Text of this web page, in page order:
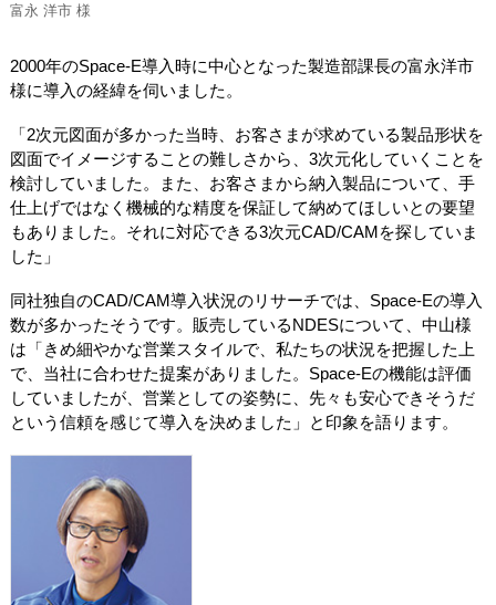
富永 洋市 様
2000年のSpace-E導入時に中心となった製造部課長の富永洋市
様に導入の経緯を伺いました。
「2次元図面が多かった当時、お客さまが求めている製品形状を
図面でイメージすることの難しさから、3次元化していくことを
検討していました。また、お客さまから納入製品について、手
仕上げではなく機械的な精度を保証して納めてほしいとの要望
もありました。それに対応できる3次元CAD/CAMを探していま
した」
同社独自のCAD/CAM導入状況のリサーチでは、Space-Eの導入
数が多かったそうです。販売しているNDESについて、中山様
は「きめ細やかな営業スタイルで、私たちの状況を把握した上
で、当社に合わせた提案がありました。Space-Eの機能は評価
していましたが、営業としての姿勢に、先々も安心できそうだ
という信頼を感じて導入を決めました」と印象を語ります。